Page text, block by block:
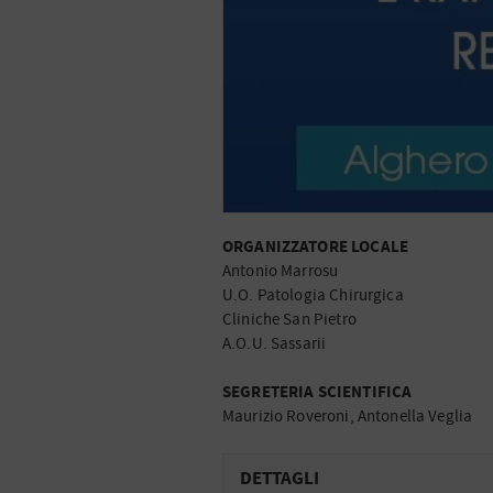
ORGANIZZATORE LOCALE
Antonio Marrosu
U.O. Patologia Chirurgica
Cliniche San Pietro
A.O.U. Sassarii
SEGRETERIA SCIENTIFICA
Maurizio Roveroni, Antonella Veglia
DETTAGLI